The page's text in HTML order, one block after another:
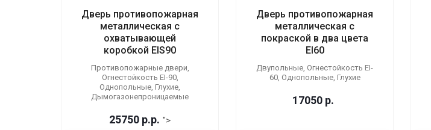
Дверь противопожарная
металлическая с
охватывающей
коробкой EIS90
Противопожарные двери,
Огнестойкость EI-90,
Однопольные, Глухие,
Дымогазонепроницаемые
25750 р.р. ">
Дверь противопожарная
металлическая с
покраской в два цвета
EI60
Двупольные, Огнестойкость EI-
60, Однопольные, Глухие
17050 р.